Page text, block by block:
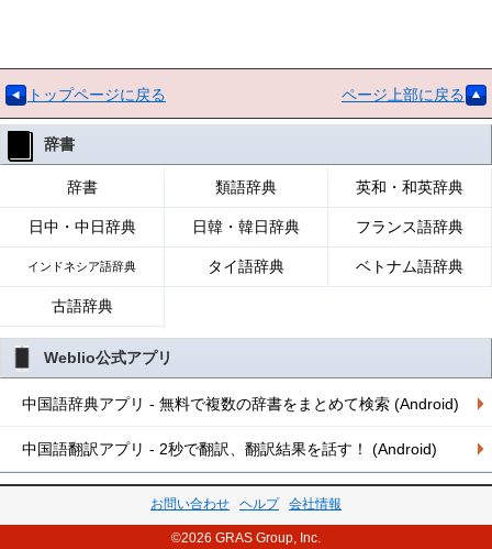
トップページに戻る ページ上部に戻る
辞書
辞書 類語辞典 英和・和英辞典
日中・中日辞典 日韓・韓日辞典 フランス語辞典
インドネシア語辞典 タイ語辞典 ベトナム語辞典
古語辞典
Weblio公式アプリ
中国語辞典アプリ - 無料で複数の辞書をまとめて検索 (Android)
中国語翻訳アプリ - 2秒で翻訳、翻訳結果を話す！ (Android)
お問い合わせ ヘルプ 会社情報
©2026 GRAS Group, Inc.